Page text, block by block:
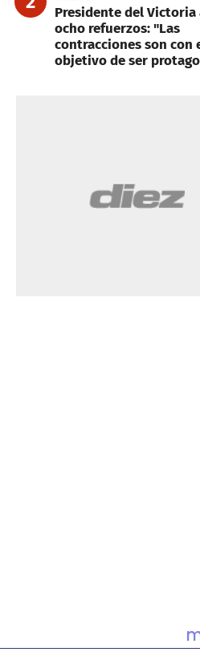
Presidente del Victoria
ocho refuerzos: "Las
contracciones son con
objetivo de ser